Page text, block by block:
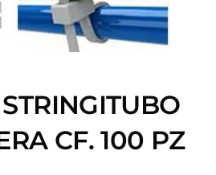
CF. 100 PZ